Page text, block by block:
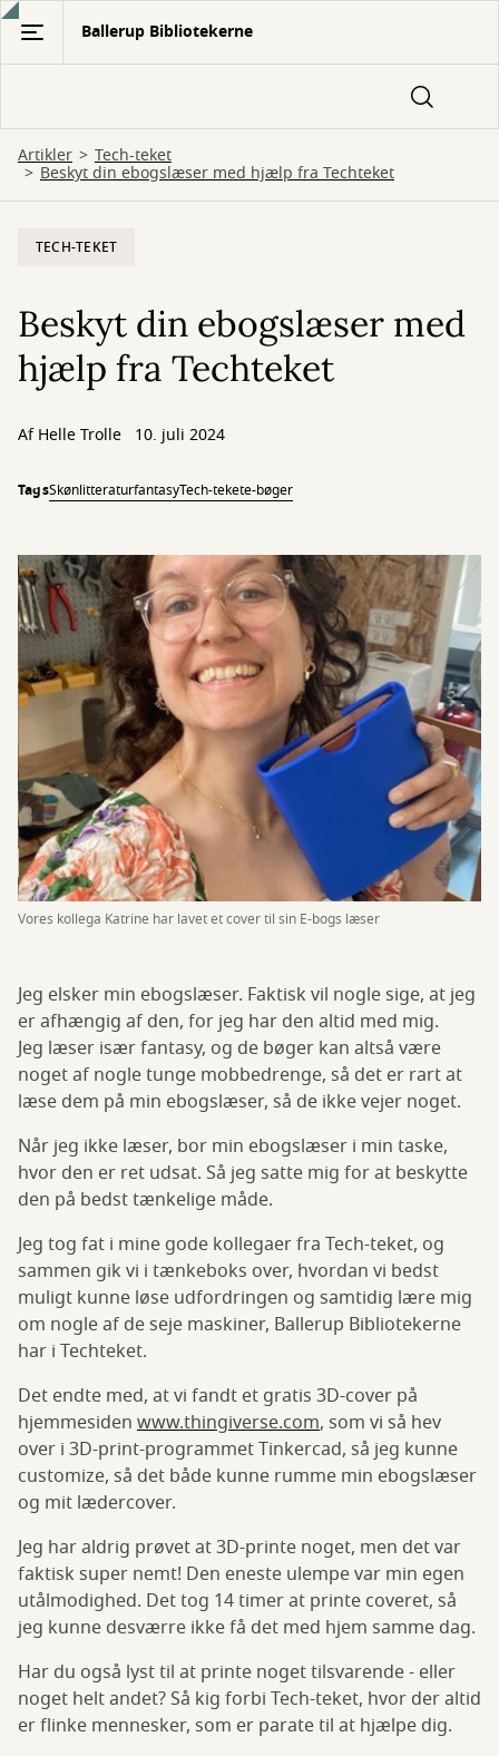
Gå
hovedindhold
Ballerup Bibliotekerne
Artikler Tech-teket
Beskyt din ebogslæser med hjælp fra Techteket
TECH-TEKET
Beskyt din ebogslæser med
hjælp fra Techteket
AfHelle Trolle 10. juli 2024
TagsSkønlitteraturfantasyTech-tekete-bøger
Vores kollega Katrine har lavet et cover til sin E-bogs læser
Jeg elsker min ebogslæser. Faktisk vil nogle sige, at jeg
er afhængig af den, for jeg har den altid med mig.
Jeg læser især fantasy, og de bøger kan altså være
noget af nogle tunge mobbedrenge, så det er rart at
læse dem på min ebogslæser, så de ikke vejer noget.
Når jeg ikke læser, bor min ebogslæser i min taske,
hvor den er ret udsat. Så jeg satte mig for at beskytte
den på bedst tænkelige måde.
Jeg tog fat i mine gode kollegaer fra Tech-teket, og
sammen gik vi i tænkeboks over, hvordan vi bedst
muligt kunne løse udfordringen og samtidig lære mig
om nogle af de seje maskiner, Ballerup Bibliotekerne
har i Techteket.
Det endte med, at vi fandt et gratis 3D-cover på
hjemmesiden www.thingiverse.com, som vi så hev
over i 3D-print-programmet Tinkercad, så jeg kunne
customize, så det både kunne rumme min ebogslæser
og mit lædercover.
Jeg har aldrig prøvet at 3D-printe noget, men det var
faktisk super nemt! Den eneste ulempe var min egen
utålmodighed. Det tog 14 timer at printe coveret, så
jeg kunne desværre ikke få det med hjem samme dag.
Har du også lyst til at printe noget tilsvarende - eller
noget helt andet? Så kig forbi Tech-teket, hvor der altid
er flinke mennesker, som er parate til at hjælpe dig.